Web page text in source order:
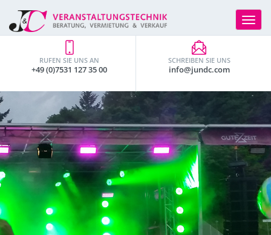
Toggle
SCHREIBEN SIE UNS
info@jundc.com
RUFEN SIE UNS AN
+49 (0)7531 127 35 00